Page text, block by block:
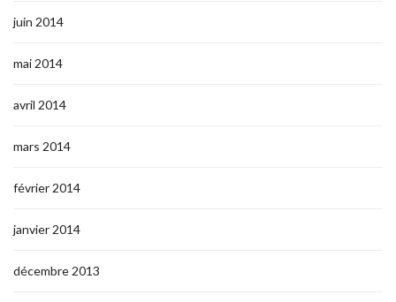
juin 2014
mai 2014
avril 2014
mars 2014
février 2014
janvier 2014
décembre 2013